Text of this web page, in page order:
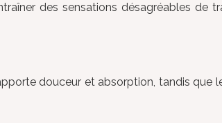
des sensations désagréables de
douceur et absorption, tandis que